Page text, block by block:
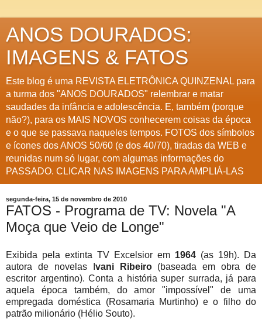
ANOS DOURADOS:
IMAGENS & FATOS
Este blog é uma REVISTA ELETRÔNICA QUINZENAL para
a turma dos "ANOS DOURADOS" relembrar e matar
saudades da infância e adolescência. E, também (porque
não?), para os MAIS NOVOS conhecerem coisas da época
e o que se passava naqueles tempos. FOTOS dos símbolos
e ícones dos ANOS 50/60 (e dos 40/70), tiradas da WEB e
reunidas num só lugar, com algumas informações do
PASSADO. CLICAR NAS IMAGENS PARA AMPLIÁ-LAS
segunda-feira, 15 de novembro de 2010
FATOS - Programa de TV: Novela "A
Moça que Veio de Longe"
Exibida pela extinta TV Excelsior em 1964 (as 19h). Da
autora de novelas I vani Ribeiro(baseada em obra de
escritor argentino). Conta a história super surrada, já para
aquela época também, do amor "impossível" de uma
empregada doméstica (Rosamaria Murtinho) e o filho do
patrão milionário (Hélio Souto).